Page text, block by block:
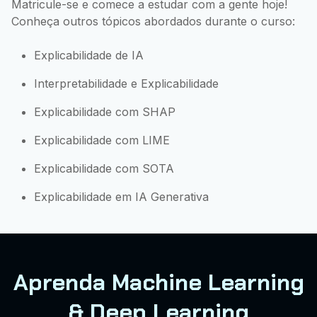
Matricule-se e comece a estudar com a gente hoje!
Conheça outros tópicos abordados durante o curso:
Explicabilidade de IA
Interpretabilidade e Explicabilidade
Explicabilidade com SHAP
Explicabilidade com LIME
Explicabilidade com SOTA
Explicabilidade em IA Generativa
Aprenda Machine Learning